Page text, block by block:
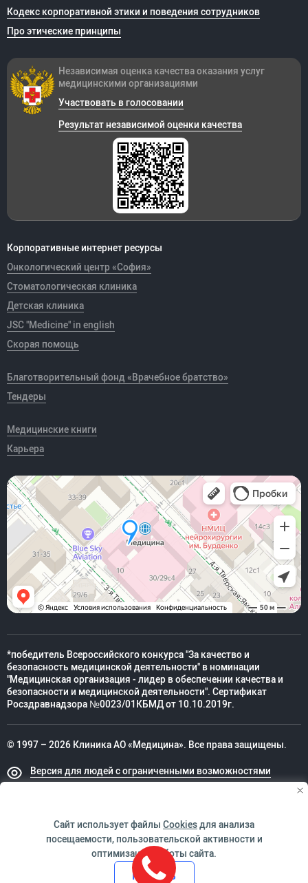
Кодекс корпоративной этики и поведения сотрудников
Про этические принципы
Корпоративные интернет ресурсы
Онкологический центр «София»
Стоматологическая клиника
Детская клиника
JSC "Medicine" in english
Скорая помощь
Благотворительный фонд «Врачебное братство»
Тендеры
Медицинские книги
Карьера
Независимая оценка качества оказания услуг
медицинскими организациями
Участвовать в голосовании
Результат независимой оценки качества
*победитель Всероссийского конкурса "За качество и
безопасность медицинской деятельности" в номинации
"Медицинская организация - лидер в обеспечении качества и
безопасности и медицинской деятельности". Сертификат
Росздравнадзора №0023/01КБМД от 10.10.2019г.
© 1997 – 2026 Клиника АО «Медицина». Все права защищены.
Версия для людей с ограниченными возможностями
ИМЕЮТСЯ ПРОТИВОПОКАЗАНИЯ. НЕОБХОДИМО
Сайт использует файлы Cookiesдля анализа
посещаемости, пользовательской активности и
оптимизации работы сайта.
Принять